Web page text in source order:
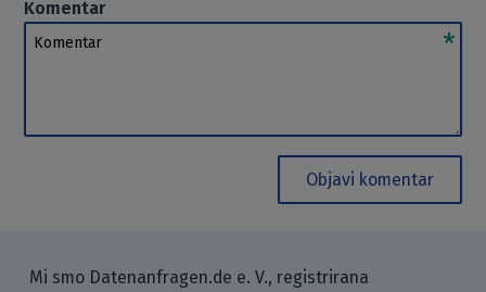
Komentar
Komentar
Objavi komentar
Mi smo Datenanfragen.de e. V., registrirana